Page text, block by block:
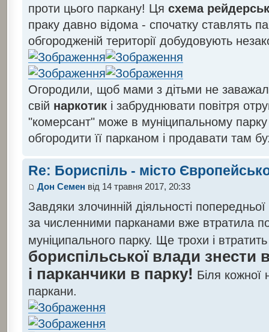
проти цього паркану! Ця схема
праку давно відома - спочатку ставлять
обгородженій території добудовують
Огородили, щоб мами з дітьми не
свій наркотикі забруднювати повітря
"комерсант" може в муніципальному
обгородити її парканом і продавати там
Re: Бориспіль - місто
Дон Семен від 14 травня 2017, 20:33
Завдяки злочинній діяльності
за численними парканами вже втратила
муніципального парку. Ще трохи і
бориспільської влади знести
і парканчики в парку! Біля кожної
паркани.